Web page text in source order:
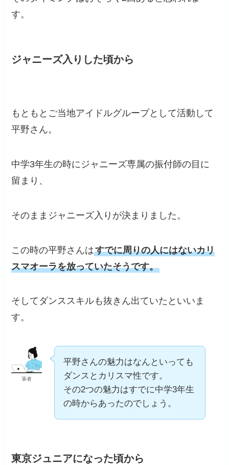
す。
ジャニーズ入りした頃から
もともとご当地アイドルグループとして活動して
平野さん。
中学3年生の時にジャニーズ専属の振付師の目に
留まり、
そのままジャニーズ入りが決まりました。
この時の平野さんはすでに周りの人にはないカリ
スマオーラを放っていたそうです。
そしてダンススキルも抜きん出ていたといいま
す。
筆者
平野さんの魅力はなんといっても
ダンスとカリスマ性です。
その2つの魅力はすでに中学3年生
の時からあったのでしょう。
東京ジュニアになった頃から